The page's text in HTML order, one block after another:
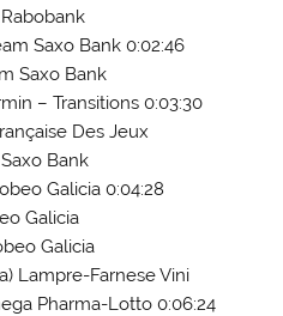
Saxo Bank 0:02:46
Saxo Bank
– Transitions 0:03:30
Des Jeux
Bank
Galicia 0:04:28
Galicia
Galicia
Lampre-Farnese Vini
Pharma-Lotto 0:06:24